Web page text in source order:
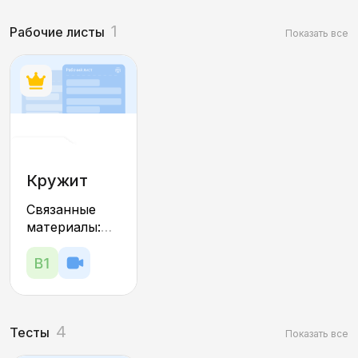
Рабочие листы 1 Показать все
Кружит
голову
мимоза
Связанные
материалы:
тесты,
интерактивы,
игры,
презентация
Тесты 4 Показать все